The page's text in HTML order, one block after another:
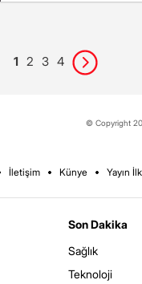
1 2 3 4
© Copyright
İletişim Künye Yayın
Son Dakika
Sağlık
Teknoloji